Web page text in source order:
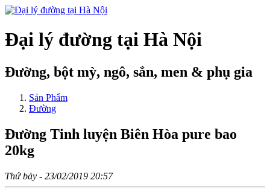
Đại lý đường tại Hà Nội
Đường, bột mỳ, ngô, sắn, men & phụ gia
Sản Phẩm
Đường
Đường Tinh luyện Biên Hòa pure bao
20kg
Thứ bảy - 23/02/2019 20:57